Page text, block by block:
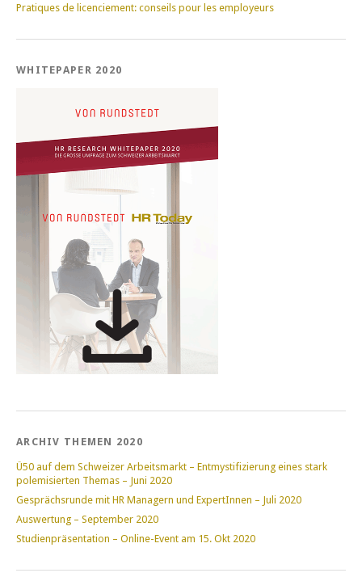
Pratiques de licenciement: conseils pour les employeurs
WHITEPAPER 2020
ARCHIV THEMEN 2020
Ü50 auf dem Schweizer Arbeitsmarkt – Entmystifizierung eines stark
polemisierten Themas – Juni 2020
Gesprächsrunde mit HR Managern und ExpertInnen – Juli 2020
Auswertung – September 2020
Studienpräsentation – Online-Event am 15. Okt 2020